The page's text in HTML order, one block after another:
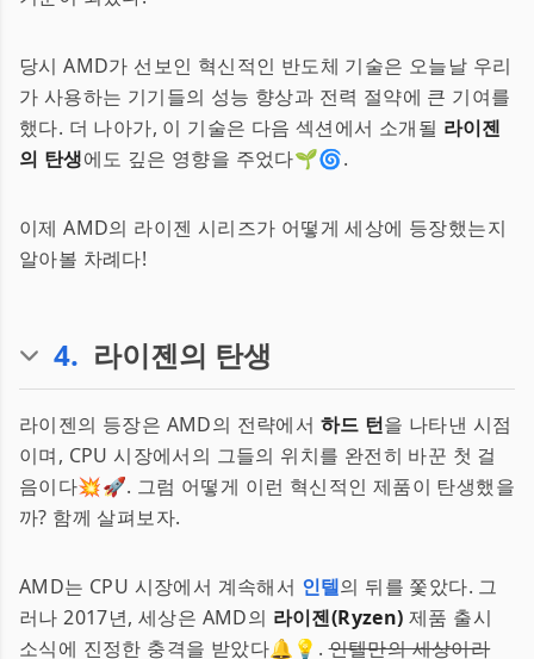
당시 AMD가 선보인 혁신적인 반도체 기술은 오늘날 우리
가 사용하는 기기들의 성능 향상과 전력 절약에 큰 기여를
했다. 더 나아가, 이 기술은 다음 섹션에서 소개될 라이젠
의 탄생에도 깊은 영향을 주었다🌱🌀.
이제 AMD의 라이젠 시리즈가 어떻게 세상에 등장했는지
알아볼 차례다!
4. 라이젠의 탄생
라이젠의 등장은 AMD의 전략에서 하드 턴을 나타낸 시점
이며, CPU 시장에서의 그들의 위치를 완전히 바꾼 첫 걸
음이다💥🚀. 그럼 어떻게 이런 혁신적인 제품이 탄생했을
까? 함께 살펴보자.
AMD는 CPU 시장에서 계속해서 인텔의 뒤를 쫓았다. 그
러나 2017년, 세상은 AMD의 라이젠(Ryzen) 제품 출시
소식에 진정한 충격을 받았다🔔💡.인텔만의 세상이라